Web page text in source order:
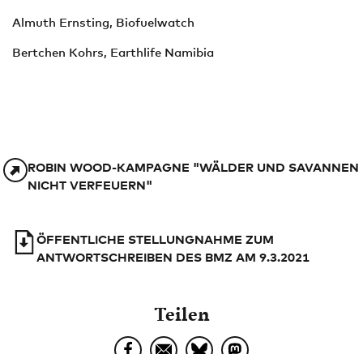
Almuth Ernsting, Biofuelwatch
Bertchen Kohrs, Earthlife Namibia
ROBIN WOOD-KAMPAGNE "WÄLDER UND SAVANNEN
NICHT VERFEUERN"
ÖFFENTLICHE STELLUNGNAHME ZUM
ANTWORTSCHREIBEN DES BMZ AM 9.3.2021
Teilen